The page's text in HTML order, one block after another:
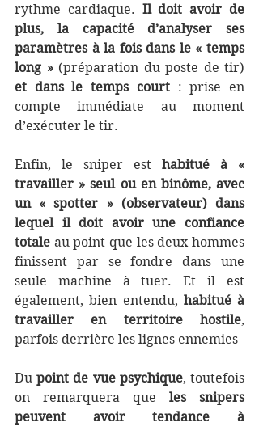
rythme cardiaque. Il doit avoir de
plus, la capacité d’analyser ses
paramètres à la fois dans le « temps
long »
et dans le temps court : prise en
compte immédiate au moment
d’exécuter le tir.
Enfin, le sniper est habitué à «
travailler » seul ou en binôme, avec
un « spotter » (observateur) dans
lequel il doit avoir une confiance
totale au point que les deux hommes
finissent par se fondre dans une
seule machine à tuer. Et il est
également, bien entendu, habitué à
travailler en territoire hostile,
parfois derrière les lignes ennemies
Du point de vue psychique, toutefois
on remarquera que les snipers
peuvent avoir tendance à